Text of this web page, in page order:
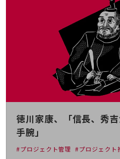
製造・建設業
小売業
モバイルTOP
徳川家康、「信長、秀
手腕」
#プロジェクト管理 #プロジェクト